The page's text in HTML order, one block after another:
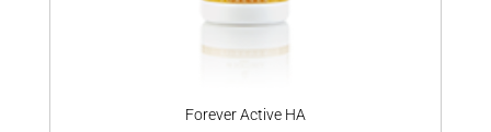
Forever Active HA